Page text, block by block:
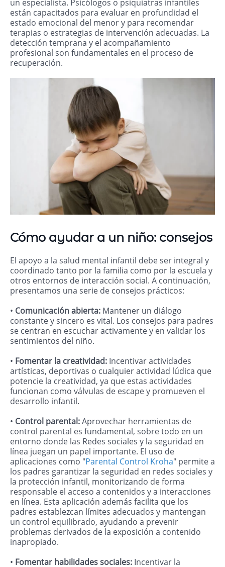
un especialista. Psicólogos o psiquiatras infantiles
están capacitados para evaluar en profundidad el
estado emocional del menor y para recomendar
terapias o estrategias de intervención adecuadas. La
detección temprana y el acompañamiento
profesional son fundamentales en el proceso de
recuperación.
Cómo ayudar a un niño: consejos
El apoyo a la salud mental infantil debe ser integral y
coordinado tanto por la familia como por la escuela y
otros entornos de interacción social. A continuación,
presentamos una serie de consejos prácticos:
• Comunicación abierta: Mantener un diálogo
constante y sincero es vital. Los consejos para padres
se centran en escuchar activamente y en validar los
sentimientos del niño.
• Fomentar la creatividad: Incentivar actividades
artísticas, deportivas o cualquier actividad lúdica que
potencie la creatividad, ya que estas actividades
funcionan como válvulas de escape y promueven el
desarrollo infantil.
• Control parental:Aprovechar herramientas de
control parental es fundamental, sobre todo en un
entorno donde las Redes sociales y la seguridad en
línea juegan un papel importante. El uso de
aplicaciones como "Parental Control Kroha" permite a
los padres garantizar la seguridad en redes sociales y
la protección infantil, monitorizando de forma
responsable el acceso a contenidos y a interacciones
en línea. Esta aplicación además facilita que los
padres establezcan límites adecuados y mantengan
un control equilibrado, ayudando a prevenir
problemas derivados de la exposición a contenido
inapropiado.
• Fomentar habilidades sociales: Incentivar la